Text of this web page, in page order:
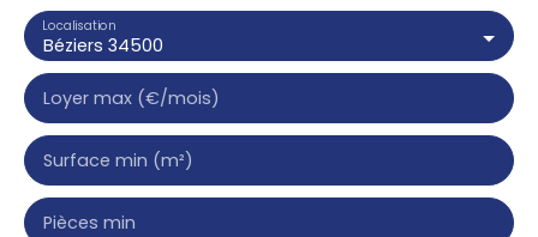
Béziers 34500
Localisation
Loyer max (€/mois)
Surface min (m²)
Pièces min